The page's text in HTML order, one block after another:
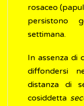
rosaceo
persistono
settimana.
In assenza di
diffondersi
distanza di
cosiddetta